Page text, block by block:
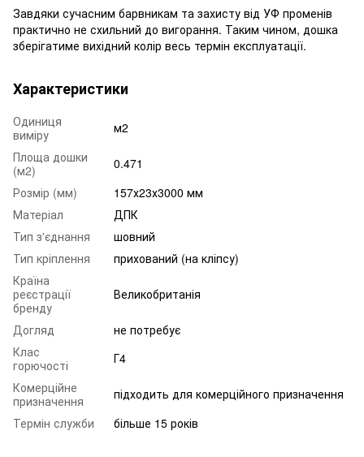
Завдяки сучасним барвникам та захисту від УФ променів
практично не схильний до вигорання. Таким чином, дошка
зберігатиме вихідний колір весь термін експлуатації.
Характеристики
Одиниця
виміру
м2
Площа дошки
(м2)
0.471
Розмір (мм)
157х23х3000 мм
Матеріал
ДПК
Тип з'єднання
шовний
Тип кріплення
прихований (на кліпсу)
Країна
реєстрації
бренду
Великобританія
Догляд
не потребує
Клас
горючості
Г4
Комерційне
призначення
підходить для комерційного призначення
Термін служби
більше 15 років